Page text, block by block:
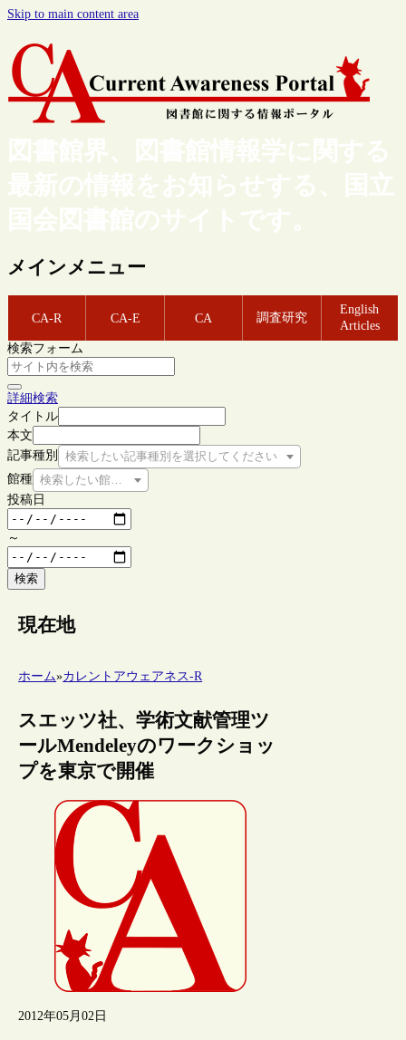
Skip to main content area
図書館界、図書館情報学に関する
最新の情報をお知らせする、国立
国会図書館のサイトです。
メインメニュー
CA-R CA-E CA 調査研究
English
Articles
検索フォーム
詳細検索
タイトル
本文
記事種別
検索したい記事種別を選択してください
館種 検索したい館種を選択してください
投稿日
～
検索
現在地
ホーム»カレントアウェアネス-R
スエッツ社、学術文献管理ツ
ールMendeleyのワークショッ
プを東京で開催
2012年05月02日